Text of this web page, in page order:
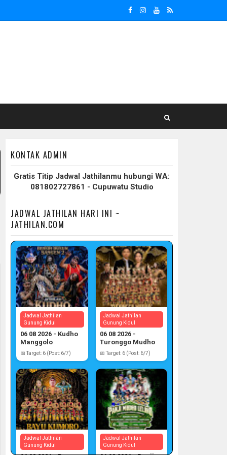
KONTAK ADMIN
Gratis Titip Jadwal Jathilanmu hubungi WA:
081802727861 - Cupuwatu Studio
JADWAL JATHILAN HARI INI ~
JATHILAN.COM
Jadwal Jathilan
Gunung Kidul
06 08 2026 - Kudho
Manggolo
📅 Target: 6 (Post: 6/7)
Jadwal Jathilan
Gunung Kidul
06 08 2026 -
Turonggo Mudho
📅 Target: 6 (Post: 6/7)
Jadwal Jathilan
Gunung Kidul
Jadwal Jathilan
Gunung Kidul